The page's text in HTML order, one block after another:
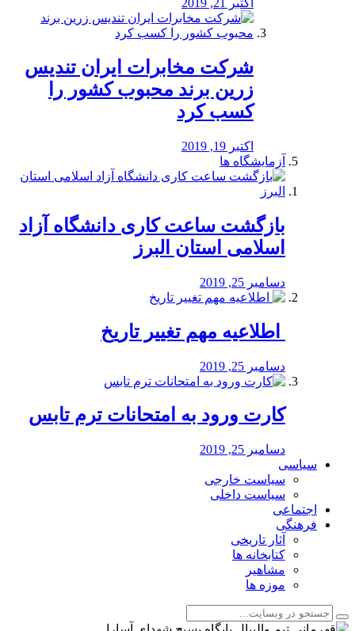
اکتبر 21, 2019
شرکت مخابرات ایران تندیس
زرین برند محبوب کشور را
کسب کرد
اکتبر 19, 2019
آزمایشگاه ها
بازگشت ساعت کاری دانشگاه آزاد
اسلامی استان البرز
دسامبر 25, 2019
️ اطلاعیه مهم تغییر تاریخ
دسامبر 25, 2019
کارت ورود به امتحانات ترم تابس
دسامبر 25, 2019
سیاسی
سیاست خارجی
سیاست داخلی
اجتماعی
فرهنگی
آثار تاریخی
کتابخانه ها
مشاهیر
موزه ها